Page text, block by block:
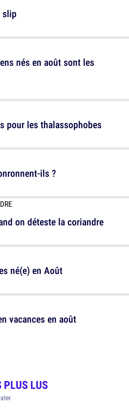
nés en août sont les
ils ?
né(e) en Août
slip
pour les thalassophobes
on déteste la coriandre
vacances en août
PLUS LUS